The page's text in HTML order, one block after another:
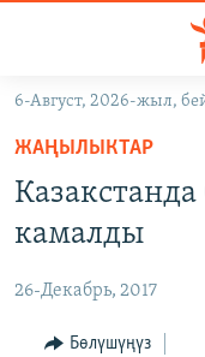
Навигацияга
өтүңүз
Издөөгө
салыңыз
ЭКОНОМИКА
МАДАНИЯТ
БОРБОР АЗИЯ
АТАЙЫН ИЛИКТӨӨ
ТВ ПРОГРАММАЛАР
6-Август, 2026-жыл,
ЖАҢЫЛЫКТАР
Казакстанда
камалды
26-Декабрь, 2017
Бөлүшүңүз